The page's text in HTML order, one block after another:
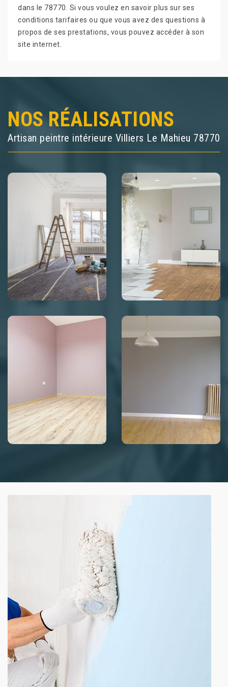
dans le 78770. Si vous voulez en savoir plus sur ses
conditions tarifaires ou que vous avez des questions à
propos de ses prestations, vous pouvez accéder à son
site internet.
NOS RÉALISATIONS
Artisan peintre intérieure Villiers Le Mahieu 78770